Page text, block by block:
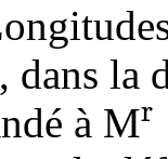
dans la
à Mr